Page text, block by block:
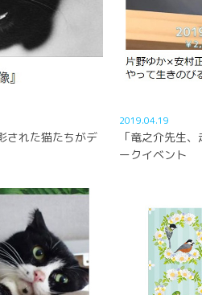
された猫たちがデ
2019.04.19
「竜之介先生
ークイベント